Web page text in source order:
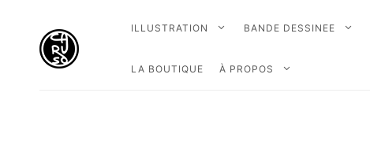
ILLUSTRATION BANDE DESSINEE
LA BOUTIQUE À PROPOS